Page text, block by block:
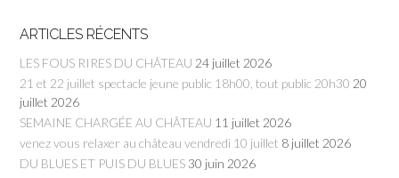
ARTICLES RÉCENTS
LES FOUS RIRES DU CHÂTEAU 24 juillet 2026
21 et 22 juillet spectacle jeune public 18h00, tout public 20h30 20
juillet 2026
SEMAINE CHARGÉE AU CHÂTEAU 11 juillet 2026
venez vous relaxer au château vendredi 10 juillet 8 juillet 2026
DU BLUES ET PUIS DU BLUES30 juin 2026